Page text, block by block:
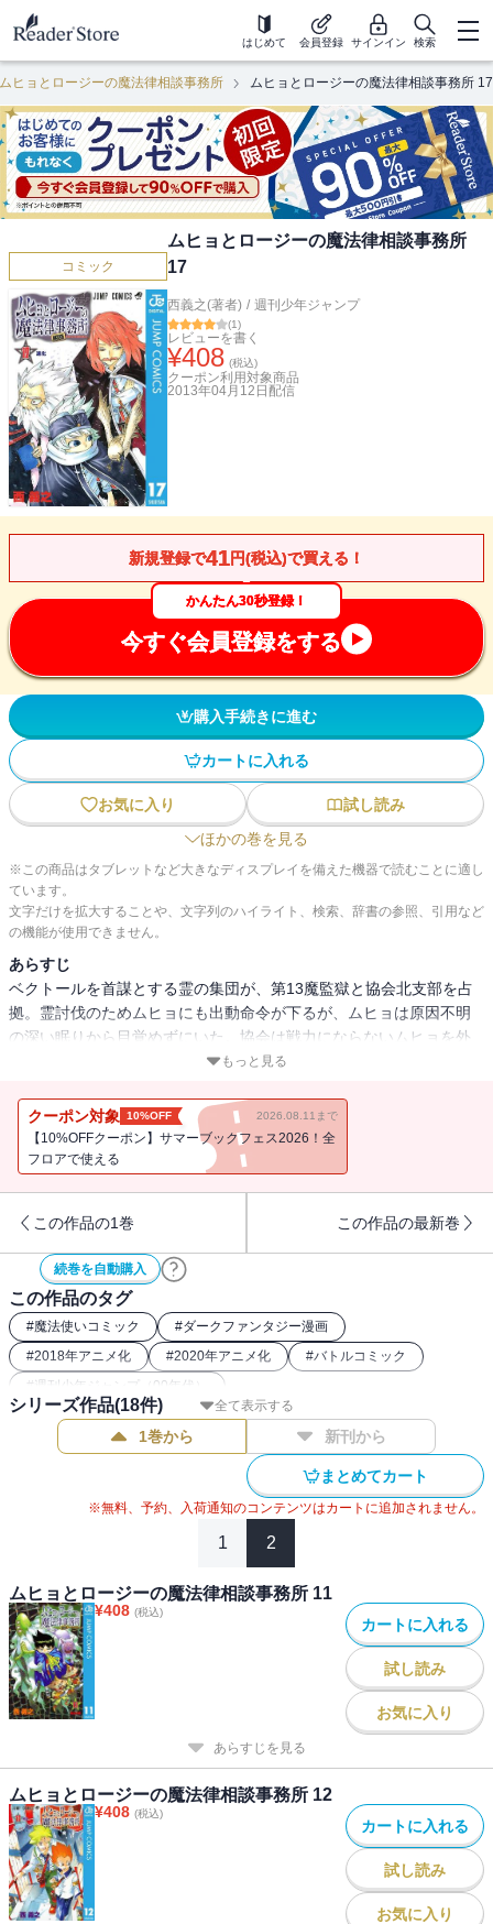
はじめて 会員登録 サインイン 検索
ムヒョとロージーの魔法律相談事務所 ムヒョとロージーの魔法律相談事務所 17
コミック
ムヒョとロージーの魔法律相談事務所
17
西義之(著者) / 週刊少年ジャンプ
(1)
レビューを書く
¥408 (税込)
クーポン利用対象商品
2013年04月12日 配信
新規登録で41円(税込)で買える！
かんたん30秒登録！
今すぐ会員登録をする
購入手続きに進む
カートに入れる
お気に入り
試し読み
ほかの巻を見る
※この商品はタブレットなど大きなディスプレイを備えた機器で読むことに適し
ています。
文字だけを拡大することや、文字列のハイライト、検索、辞書の参照、引用など
の機能が使用できません。
あらすじ
ベクトールを首謀とする霊の集団が、第13魔監獄と協会北支部を占
拠。霊討伐のためムヒョにも出動命令が下るが、ムヒョは原因不明
の深い眠りから目覚めずにいた。協会は戦力にならないムヒョを外
もっと見る
クーポン対象 10%OFF 2026.08.11まで
【10%OFFクーポン】サマーブックフェス2026！全
フロアで使える
この作品の1巻 この作品の最新巻
続巻を自動購入
この作品のタグ
#魔法使いコミック #ダークファンタジー漫画
#2018年アニメ化 #2020年アニメ化 #バトルコミック
#週刊少年ジャンプ（00年代）
全て表示する
シリーズ作品(18件)
1巻から 新刊から
まとめてカート
※無料、予約、入荷通知のコンテンツはカートに追加されません。
1 2
ムヒョとロージーの魔法律相談事務所 11
¥408 (税込)
カートに入れる
試し読み
お気に入り
あらすじを見る
ムヒョとロージーの魔法律相談事務所 12
¥408 (税込)
カートに入れる
試し読み
お気に入り